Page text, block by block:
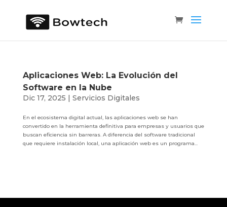
Aplicaciones Web: La Evolución del
Software en la Nube
Dic 17, 2025 | Servicios Digitales
En el ecosistema digital actual, las aplicaciones web se han
convertido en la herramienta definitiva para empresas y usuarios que
buscan eficiencia sin barreras. A diferencia del software tradicional
que requiere instalación local, una aplicación web es un programa...